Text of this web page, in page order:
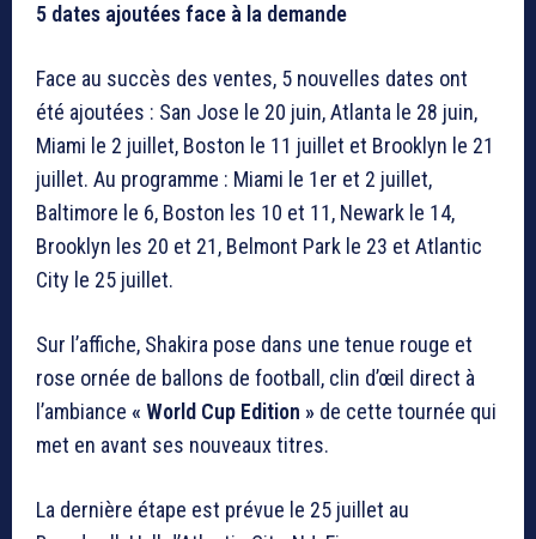
5 dates ajoutées face à la demande
Face au succès des ventes, 5 nouvelles dates ont
été ajoutées : San Jose le 20 juin, Atlanta le 28 juin,
Miami le 2 juillet, Boston le 11 juillet et Brooklyn le 21
juillet. Au programme : Miami le 1er et 2 juillet,
Baltimore le 6, Boston les 10 et 11, Newark le 14,
Brooklyn les 20 et 21, Belmont Park le 23 et Atlantic
City le 25 juillet.
Sur l’affiche, Shakira pose dans une tenue rouge et
rose ornée de ballons de football, clin d’œil direct à
l’ambiance « World Cup Edition » de cette tournée qui
met en avant ses nouveaux titres.
La dernière étape est prévue le 25 juillet au